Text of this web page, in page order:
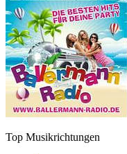
Top Musikrichtungen